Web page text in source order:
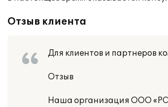
Отзыв клиента
Для клиентов и партнеров
Отзыв
Наша организация ООО